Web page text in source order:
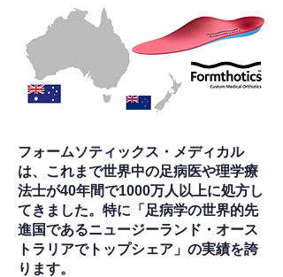
フォームソティックス・メディカル
は、これまで世界中の足病医や理学療
法士が40年間で1000万人以上に処方し
てきました。特に「足病学の世界的先
進国であるニュージーランド・オース
トラリアでトップシェア」の実績を誇
ります。